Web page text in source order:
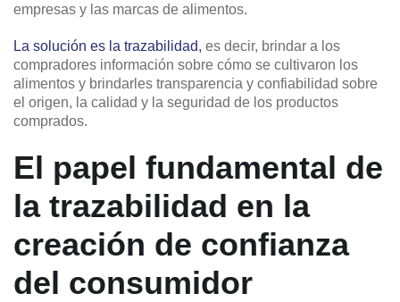
empresas y las marcas de alimentos.
La solución es la trazabilidad, es decir, brindar a los
compradores información sobre cómo se cultivaron los
alimentos y brindarles transparencia y confiabilidad sobre
el origen, la calidad y la seguridad de los productos
comprados.
El papel fundamental de
la trazabilidad en la
creación de confianza
del consumidor